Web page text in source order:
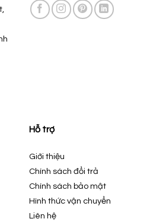
Hỗ trợ
Giới thiệu
Chính sách đổi trả
Chính sách bảo mật
Hình thức vận chuyển
Liên hệ